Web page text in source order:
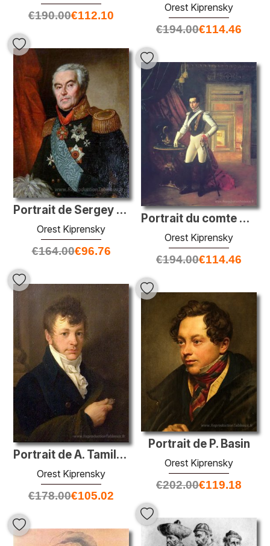
€190.00€112.10
Orest Kiprensky
€194.00€114.46
Portrait de Sergey Vyazmitinov
Orest Kiprensky
€164.00€96.76
Portrait du comte Dmitri Nikolaevich Sheremetev
Orest Kiprensky
€194.00€114.46
Portrait de A. Tamilov
Orest Kiprensky
€178.00€105.02
Portrait de P. Basin
Orest Kiprensky
€202.00€119.18